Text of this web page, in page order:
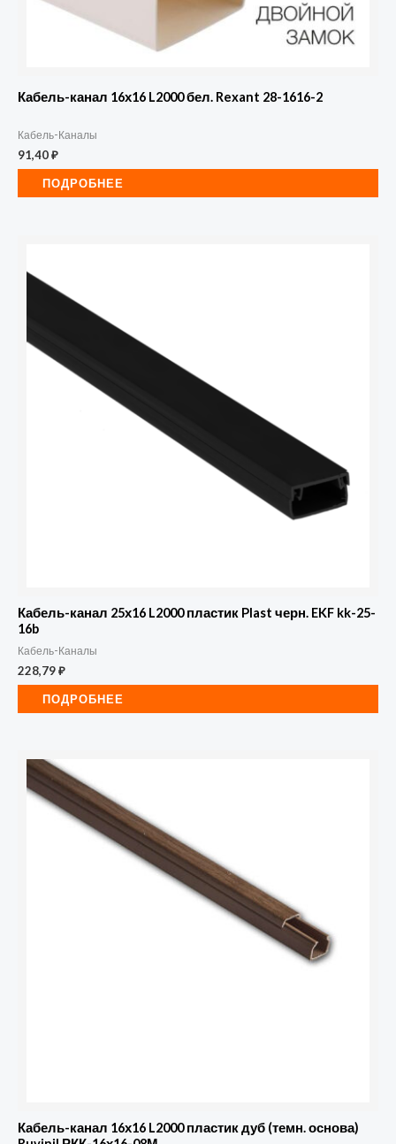
Кабель-канал 16х16 L2000 бел. Rexant 28-1616-2
Кабель-Каналы
91,40₽
ПОДРОБНЕЕ
Кабель-канал 25х16 L2000 пластик Plast черн. EKF kk-25-
16b
Кабель-Каналы
228,79₽
ПОДРОБНЕЕ
Кабель-канал 16х16 L2000 пластик дуб (темн. основа)